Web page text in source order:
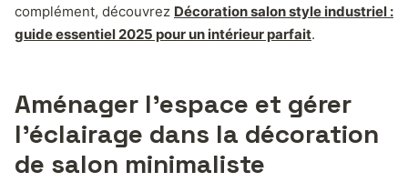
complément, découvrez Décoration salon style industriel :
guide essentiel 2025 pour un intérieur parfait.
Aménager l’espace et gérer
l’éclairage dans la décoration
de salon minimaliste